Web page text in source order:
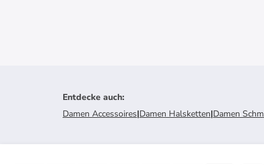
Entdecke auch:
Damen Accessoires|Damen Halsketten|Damen